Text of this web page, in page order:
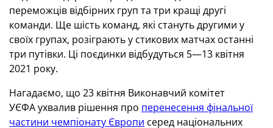
переможців відбірних груп та три кращі другі
команди. Ще шість команд, які стануть другими у
своїх групах, розіграють у стикових матчах останні
три путівки. Ці поєдинки відбудуться 5—13 квітня
2021 року.
Нагадаємо, що 23 квітня Виконавчий комітет
УЄФА ухвалив рішення про перенесення фінальної
частини чемпіонату Європи серед національних